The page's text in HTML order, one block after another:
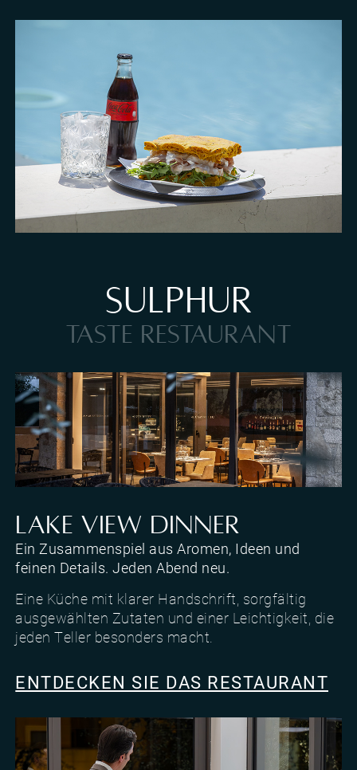
SULPHUR
TASTE RESTAURANT
LAKE VIEW DINNER
Ein Zusammenspiel aus Aromen, Ideen und
feinen Details. Jeden Abend neu.
Eine Küche mit klarer Handschrift, sorgfältig
ausgewählten Zutaten und einer Leichtigkeit, die
jeden Teller besonders macht.
ENTDECKEN SIE DAS RESTAURANT